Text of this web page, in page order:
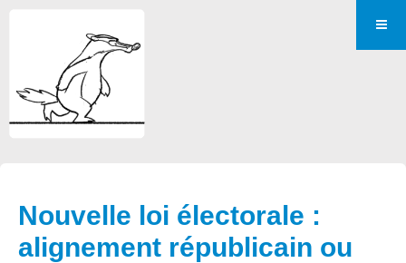
Nouvelle loi électorale :
alignement républicain ou